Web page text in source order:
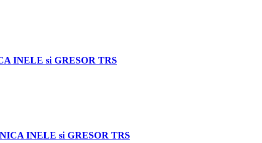
INELE si GRESOR TRS
INELE si GRESOR TRS